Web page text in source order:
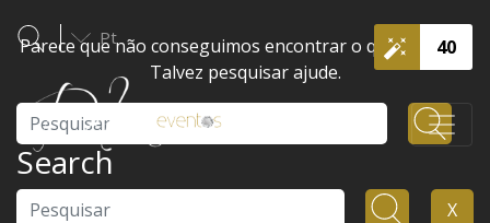
40
Pt
Parece que não conseguimos encontrar o que procura.
Talvez pesquisar ajude.
Search
Pesquisar X